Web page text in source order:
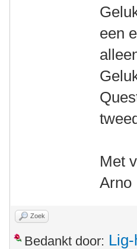
een
Met
Arno
Zoek
Bedankt door: